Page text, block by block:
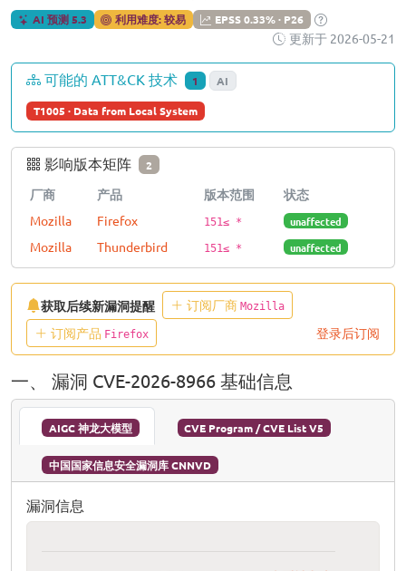
AI 预测 5.3 利用难度: 较易 EPSS 0.33% · P26
更新于 2026-05-21
可能的 ATT&CK 技术 1 AI
T1005 · Data from Local System
影响版本矩阵 2
厂商 产品 版本范围
状态
Mozilla
Firefox 151≤ * unaffected
Mozilla Thunderbird 151≤ * unaffected
获取后续新漏洞提醒 订阅厂商 Mozilla
订阅产品 Firefox 登录后订阅
一、 漏洞 CVE-2026-8966 基础信息
AIGC 神龙大模型 CVE Program / CVE List V5
中国国家信息安全漏洞库 CNNVD
漏洞信息